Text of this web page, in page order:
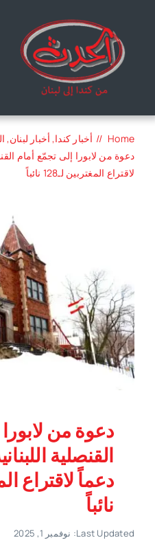
content
Home أخبار كندا أخبار لبنان
دعوة من لابورا إلى تجمّع أمام
لاقتراع المغتربين لـ128 نائباً
دعوة من
القنصلية
نائباً
Last Updated: نوفمبر 1, 2025